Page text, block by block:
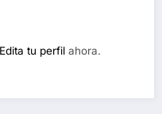
Edita tu perfil ahora.